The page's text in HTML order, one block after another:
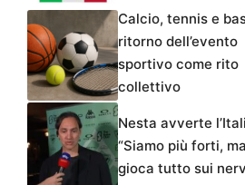
Calcio, tennis e
ritorno dell’evento
sportivo come rito
collettivo
Nesta avverte
“Siamo più forti,
gioca tutto sui